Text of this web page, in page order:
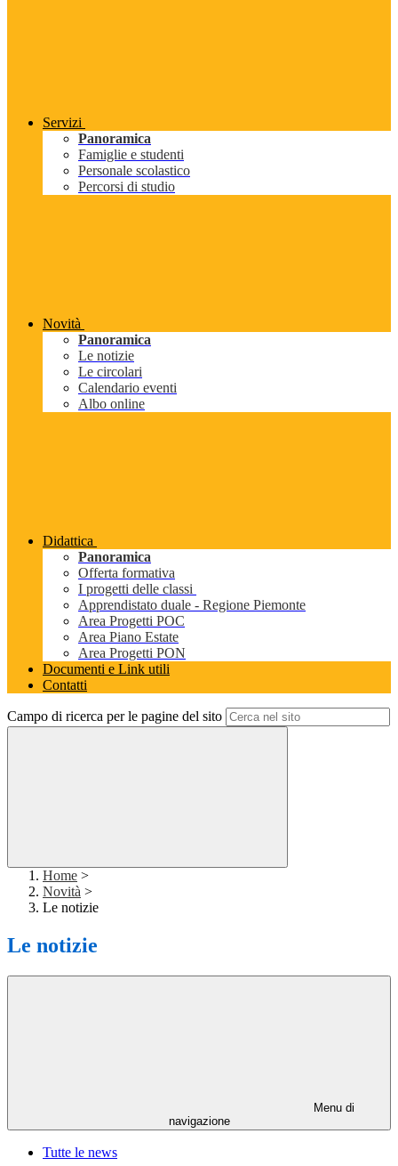
Servizi
Panoramica
Famiglie e studenti
Personale scolastico
Percorsi di studio
Novità
Panoramica
Le notizie
Le circolari
Calendario eventi
Albo online
Didattica
Panoramica
Offerta formativa
I progetti delle classi
Apprendistato duale - Regione Piemonte
Area Progetti POC
Area Piano Estate
Area Progetti PON
Documenti e Link utili
Contatti
Campo di ricerca per le pagine del sito
Home >
Novità >
Le notizie
Le notizie
Menu di
navigazione
Tutte le news